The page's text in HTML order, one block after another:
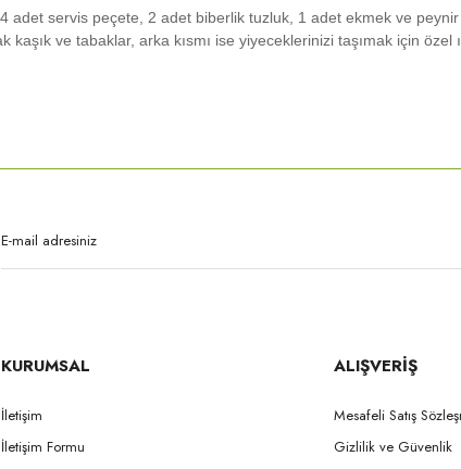
servis peçete, 2 adet biberlik tuzluk, 1 adet ekmek ve peynir
ve tabaklar, arka kısmı ise yiyeceklerinizi taşımak için özel
KURUMSAL
İletişim
İletişim Formu
ALIŞVERİŞ
Mesafeli Satış
Gizlilik ve Güvenlik